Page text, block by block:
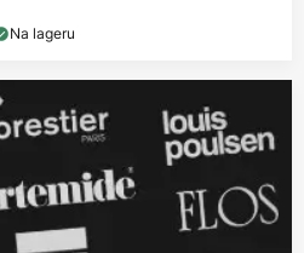
Na lageru